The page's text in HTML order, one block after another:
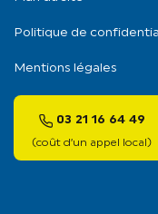
Politique de
Mentions légales
03 21 16 64 49
(coût d’un appel local)